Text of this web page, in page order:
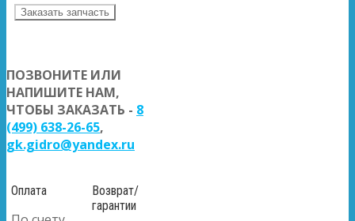
Заказать запчасть
ПОЗВОНИТЕ ИЛИ
НАПИШИТЕ НАМ,
ЧТОБЫ ЗАКАЗАТЬ - 8
(499) 638-26-65,
gk.gidro@yandex.ru
Оплата
Возврат/
гарантии